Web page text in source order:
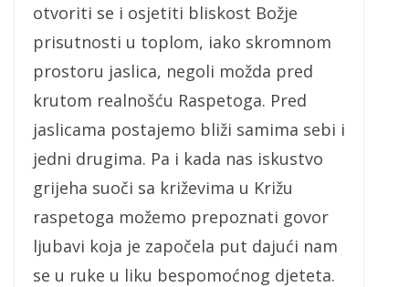
otvoriti se i osjetiti bliskost Božje
prisutnosti u toplom, iako skromnom
prostoru jaslica, negoli možda pred
krutom realnošću Raspetoga. Pred
jaslicama postajemo bliži samima sebi i
jedni drugima. Pa i kada nas iskustvo
grijeha suoči sa križevima u Križu
raspetoga možemo prepoznati govor
ljubavi koja je započela put dajući nam
se u ruke u liku bespomoćnog djeteta.